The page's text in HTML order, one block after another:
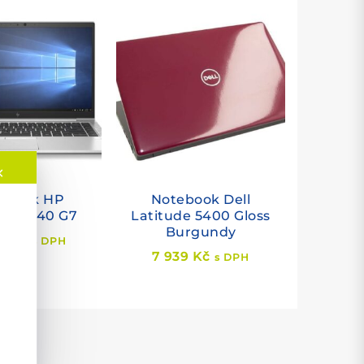
HP
840 G7
s DPH
Notebook Dell
Latitude 5400 Gloss
Burgundy
7 939 Kč s DPH